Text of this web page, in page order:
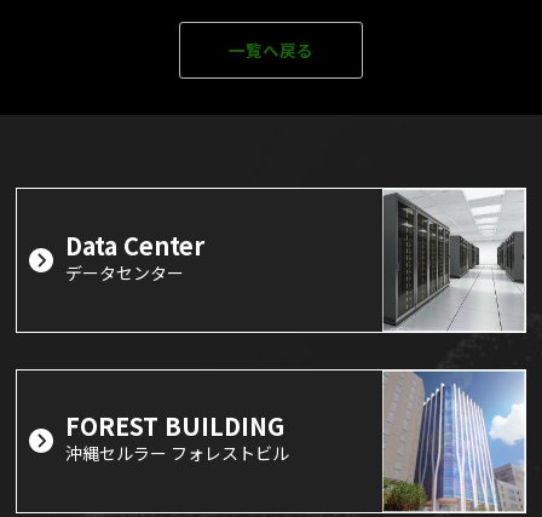
一覧へ戻る
Data Center
データセンター
FOREST BUILDING
沖縄セルラー フォレストビル